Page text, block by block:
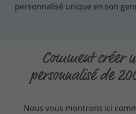
personnalisé unique en son
Comment créer
personnalisé de
Nous vous montrons ici